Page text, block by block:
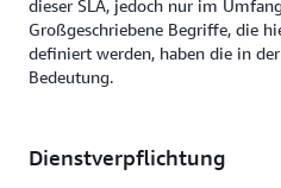
dieser SLA, jedoch nur im
Großgeschriebene Begriffe, die
definiert werden, haben die in
Bedeutung.
Dienstverpflichtung